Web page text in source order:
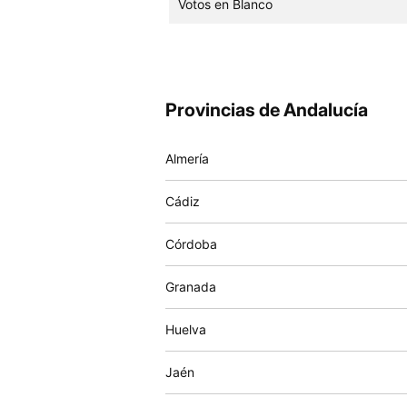
Votos en Blanco
Provincias de Andalucía
Almería
Cádiz
Córdoba
Granada
Huelva
Jaén